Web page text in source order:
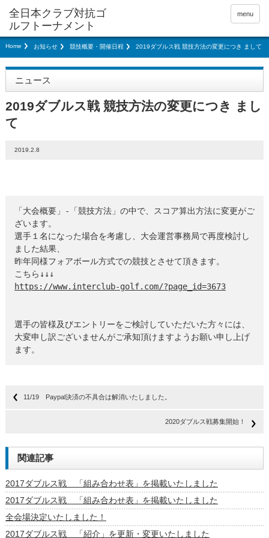
menu
Home お知らせ 競技概要・開催日程 2019ダブルス戦 競技方法の変更につき まして
ニュース
2019ダブルス戦 競技方法の変更につき まし
て
2019.2.8
「大会概要」-「競技方法」の中で、スコア算出方法に変更がご
ざいます。
選手１名になった場合を考慮し、大会運営事務局で再度検討し
ました結果、
昨年同様フォアボール方式での競技とさせて頂きます。
https://www.interclub-golf.com/?page_id=3673
選手の皆様及びエントリーをご検討していただいた方々には、
大変申し訳ございませんがご承知頂けますようお願い申し上げ
ます。
11/19 Paypal決済の不具合は解消いたしました。
2020ダブルス戦募集開始！
関連記事
2017ダブルス戦 「組み合わせ表」を掲載いたしました
2017ダブルス戦 「組み合わせ表」を掲載いたしました
全会場決定いたしました！
2017ダブルス戦 「紹介」を更新・変更いたしました